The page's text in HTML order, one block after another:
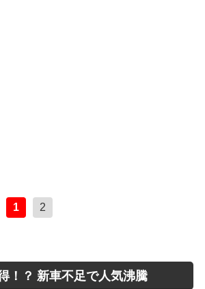
1 2
！？ 新車不足で人気沸騰